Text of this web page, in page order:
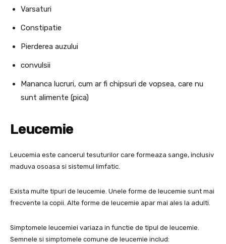
Varsaturi
Constipatie
Pierderea auzului
convulsii
Mananca lucruri, cum ar fi chipsuri de vopsea, care nu
sunt alimente (pica)
Leucemie
Leucemia este cancerul tesuturilor care formeaza sange, inclusiv
maduva osoasa si sistemul limfatic.
Exista multe tipuri de leucemie. Unele forme de leucemie sunt mai
frecvente la copii. Alte forme de leucemie apar mai ales la adulti.
Simptomele leucemiei variaza in functie de tipul de leucemie.
Semnele si simptomele comune de leucemie includ: